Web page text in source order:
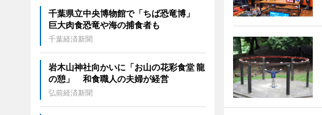
千葉県立中央博物館で「ちば恐竜博」
巨大肉食恐竜や海の捕食者も
千葉経済新聞
岩木山神社向かいに「お山の花彩食堂 龍
の憩」 和食職人の夫婦が経営
弘前経済新聞